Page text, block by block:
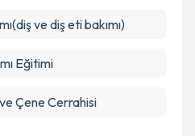
ve diş eti bakımı)
Eğitimi
Çene Cerrahisi